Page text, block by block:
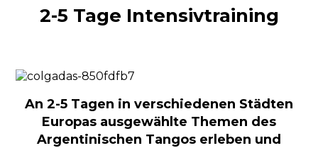
2-5 Tage Intensivtraining
An 2-5 Tagen in verschiedenen Städten
Europas ausgewählte Themen des
Argentinischen Tangos erleben und